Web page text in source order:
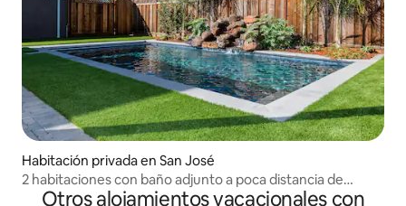
Habitación privada en San José
2 habitaciones con baño adjunto a poca distancia de
Santana Row
Otros alojamientos vacacionales con